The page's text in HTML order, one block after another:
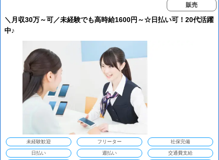
販売
＼月収30万～可／未経験でも高時給1600円～☆日払い可！20代活躍
中♪
未経験歓迎 フリーター 社保完備
日払い 週払い 交通費支給